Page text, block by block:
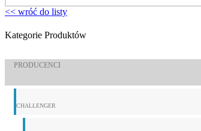
<< wróć do listy
Kategorie Produktów
PRODUCENCI
CHALLENGER